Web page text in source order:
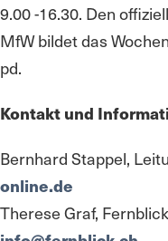
9.00 -16.30. Den
MfW bildet das
pd.
Kontakt und
Bernhard Stappel,
online.de
Therese Graf,